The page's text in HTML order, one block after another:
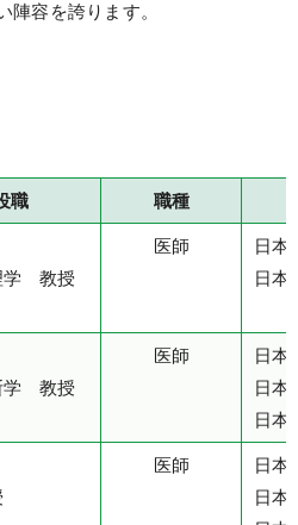
陣容を誇ります。
職 職種
学 教授
医師
日本
日本
学 教授
医師
日本
日本
日本
医師
日本
日本